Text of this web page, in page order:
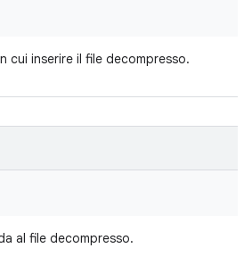
cui inserire il file decompresso.
al file decompresso.